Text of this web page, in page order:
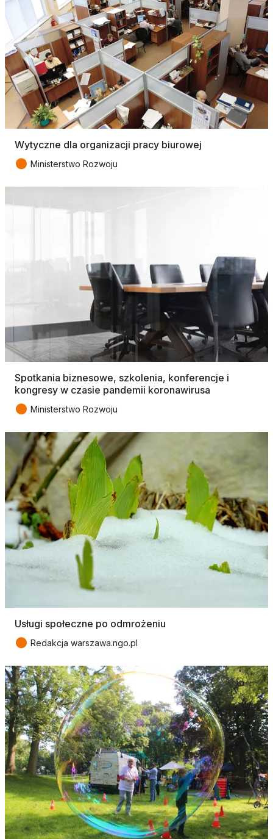
Wytyczne dla organizacji pracy biurowej
● Ministerstwo Rozwoju
Spotkania biznesowe, szkolenia, konferencje i
kongresy w czasie pandemii koronawirusa
● Ministerstwo Rozwoju
Usługi społeczne po odmrożeniu
● Redakcja warszawa.ngo.pl